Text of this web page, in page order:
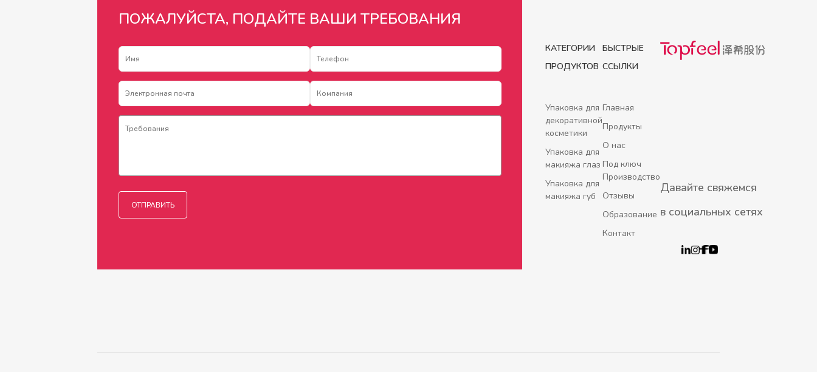
ПОЖАЛУЙСТА, ПОДАЙТЕ ВАШИ ТРЕБОВАНИЯ
КАТЕГОРИИ
ПРОДУКТОВ
Упаковка для
декоративной
косметики
Упаковка для
макияжа глаз
Упаковка для
макияжа губ
БЫСТРЫЕ
ССЫЛКИ
Главная
Продукты
О нас
Под ключ
Производство
Отзывы
Образование
Контакт
Давайте свяжемся
в социальных сетях